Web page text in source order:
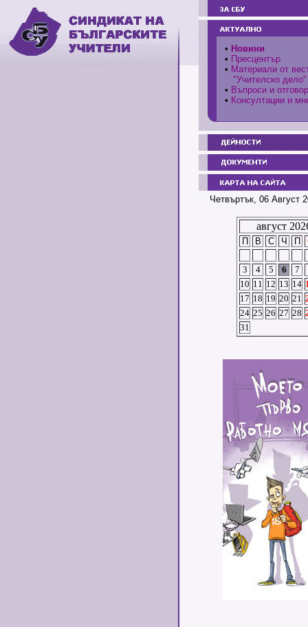
• Новини
• Пресцентър
• Материали от
"Учителско дело"
• Въпроси и
• Консултации и
Четвъртък, 06 Август
август
П В С Ч П
3
4 5 6 7
10 11 12 13 14
17 18 19 20 21
24 25 26 27 28
31